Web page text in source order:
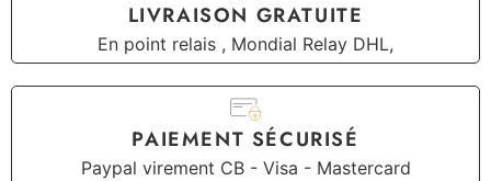
LIVRAISON GRATUITE
En point relais , Mondial Relay DHL,
PAIEMENT SÉCURISÉ
Paypal virement CB - Visa - Mastercard